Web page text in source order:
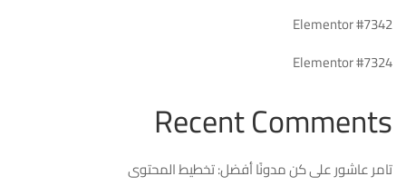
Elementor #7342
Elementor #7324
Recent Comments
تامر عاشورعلىكن مدونًا أفضل: تخطيط المحتوى